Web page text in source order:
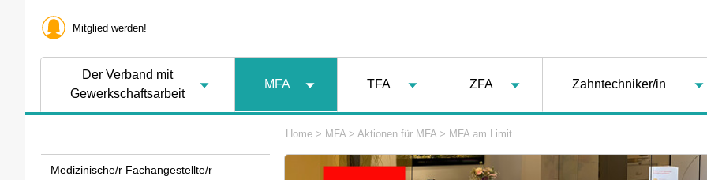
Mitglied werden!
Der Verband mit
Gewerkschaftsarbeit
MFA TFA ZFA Zahntechniker/in
Home > MFA> Aktionen für MFA> MFA am Limit
Medizinische/r Fachangestellte/r